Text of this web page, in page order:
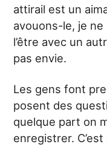
attirail est un
avouons-le, je
l’être avec un
pas envie.
Les gens font
posent des
quelque part on
enregistrer.